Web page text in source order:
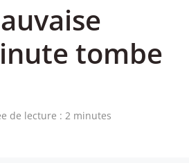
tombe
de lecture : 2 minutes